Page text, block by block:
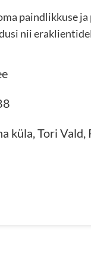
paindlikkuse
nii
küla, Tori